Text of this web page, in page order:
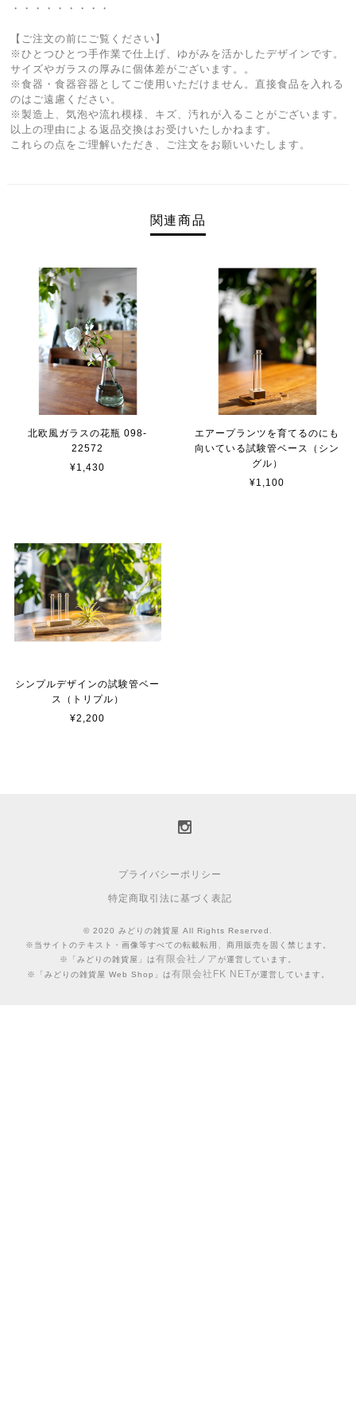
・・・・・・・・・
【ご注文の前にご覧ください】
※ひとつひとつ手作業で仕上げ、ゆがみを活かしたデザインです。
サイズやガラスの厚みに個体差がございます。。
※食器・食器容器としてご使用いただけません。直接食品を入れる
のはご遠慮ください。
※製造上、気泡や流れ模様、キズ、汚れが入ることがございます。
以上の理由による返品交換はお受けいたしかねます。
これらの点をご理解いただき、ご注文をお願いいたします。
関連商品
北欧風ガラスの花瓶 098-
22572
¥1,430
エアープランツを育てるのにも
向いている試験管ベース（シン
グル）
¥1,100
シンプルデザインの試験管ベー
ス（トリプル）
¥2,200
プライバシーポリシー
特定商取引法に基づく表記
© 2020 みどりの雑貨屋 All Rights Reserved.
※当サイトのテキスト・画像等すべての転載転用、商用販売を固く禁じます。
※「みどりの雑貨屋」は有限会社ノア が運営しています。
※「みどりの雑貨屋 Web Shop」は有限会社FK NETが運営しています。